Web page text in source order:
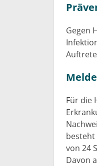
Gegen
Für die
von 24
Davon